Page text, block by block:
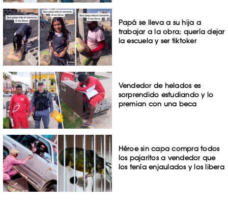
Papá se lleva a su hija a
trabajar a la obra; quería dejar
la escuela y ser tiktoker
Vendedor de helados es
sorprendido estudiando y lo
premian con una beca
Héroe sin capa compra todos
los pajaritos a vendedor que
los tenía enjaulados y los libera